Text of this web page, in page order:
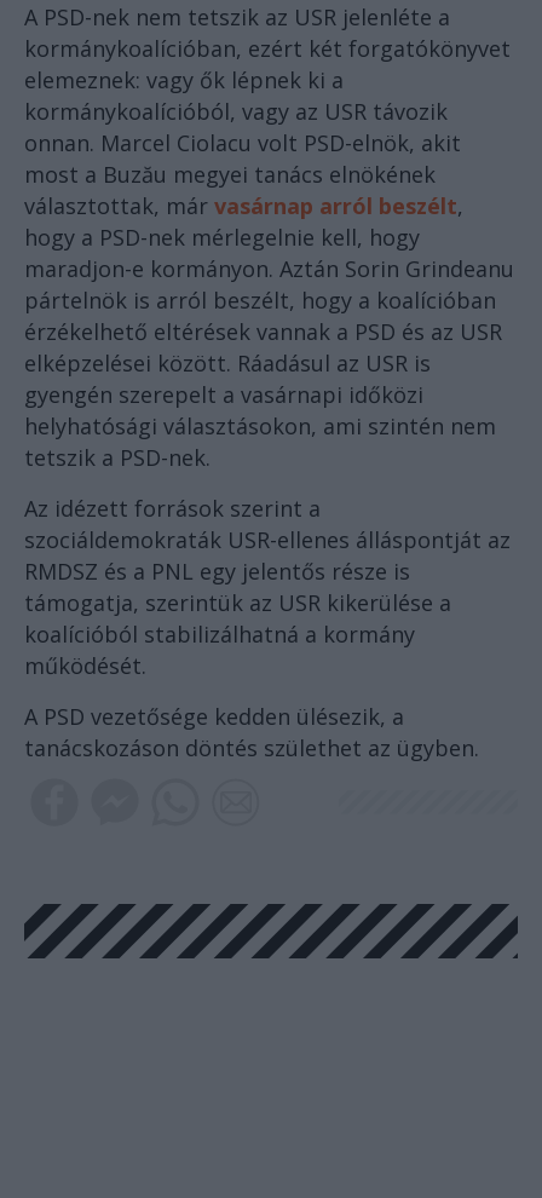
A PSD-nek nem tetszik az USR jelenléte a
kormánykoalícióban, ezért két forgatókönyvet
elemeznek: vagy ők lépnek ki a
kormánykoalícióból, vagy az USR távozik
onnan. Marcel Ciolacu volt PSD-elnök, akit
most a Buzău megyei tanács elnökének
választottak, már vasárnap arról beszélt,
hogy a PSD-nek mérlegelnie kell, hogy
maradjon-e kormányon. Aztán Sorin Grindeanu
pártelnök is arról beszélt, hogy a koalícióban
érzékelhető eltérések vannak a PSD és az USR
elképzelései között. Ráadásul az USR is
gyengén szerepelt a vasárnapi időközi
helyhatósági választásokon, ami szintén nem
tetszik a PSD-nek.
Az idézett források szerint a
szociáldemokraták USR-ellenes álláspontját az
RMDSZ és a PNL egy jelentős része is
támogatja, szerintük az USR kikerülése a
koalícióból stabilizálhatná a kormány
működését.
A PSD vezetősége kedden ülésezik, a
tanácskozáson döntés születhet az ügyben.